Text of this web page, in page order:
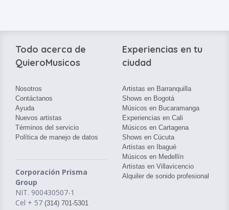
Todo acerca de
QuieroMusicos
Nosotros
Contáctanos
Ayuda
Nuevos artistas
Términos del servicio
Política de manejo de datos
Corporación Prisma
Group
NIT. 900430507-1
Cel + 57 (314) 701-5301
Experiencias en tu
ciudad
Artistas en Barranquilla
Shows en Bogotá
Músicos en Bucaramanga
Experiencias en Cali
Músicos en Cartagena
Shows en Cúcuta
Artistas en Ibagué
Músicos en Medellín
Artistas en Villavicencio
Alquiler de sonido profesional